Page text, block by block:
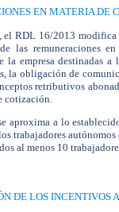
EN MATERIA DE
el RDL 16/2013
las remuneraciones
la empresa destinadas
la obligación de
retributivos
cotización.
aproxima a lo
trabajadores
al menos 10
DE LOS INCENTIVOS